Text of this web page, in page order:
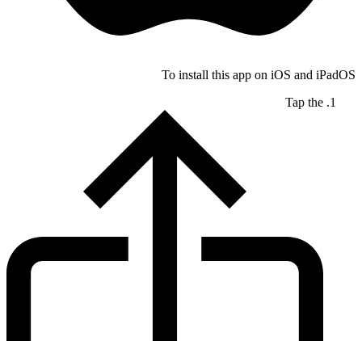
To install this app on iOS and iPadOS
Tap the